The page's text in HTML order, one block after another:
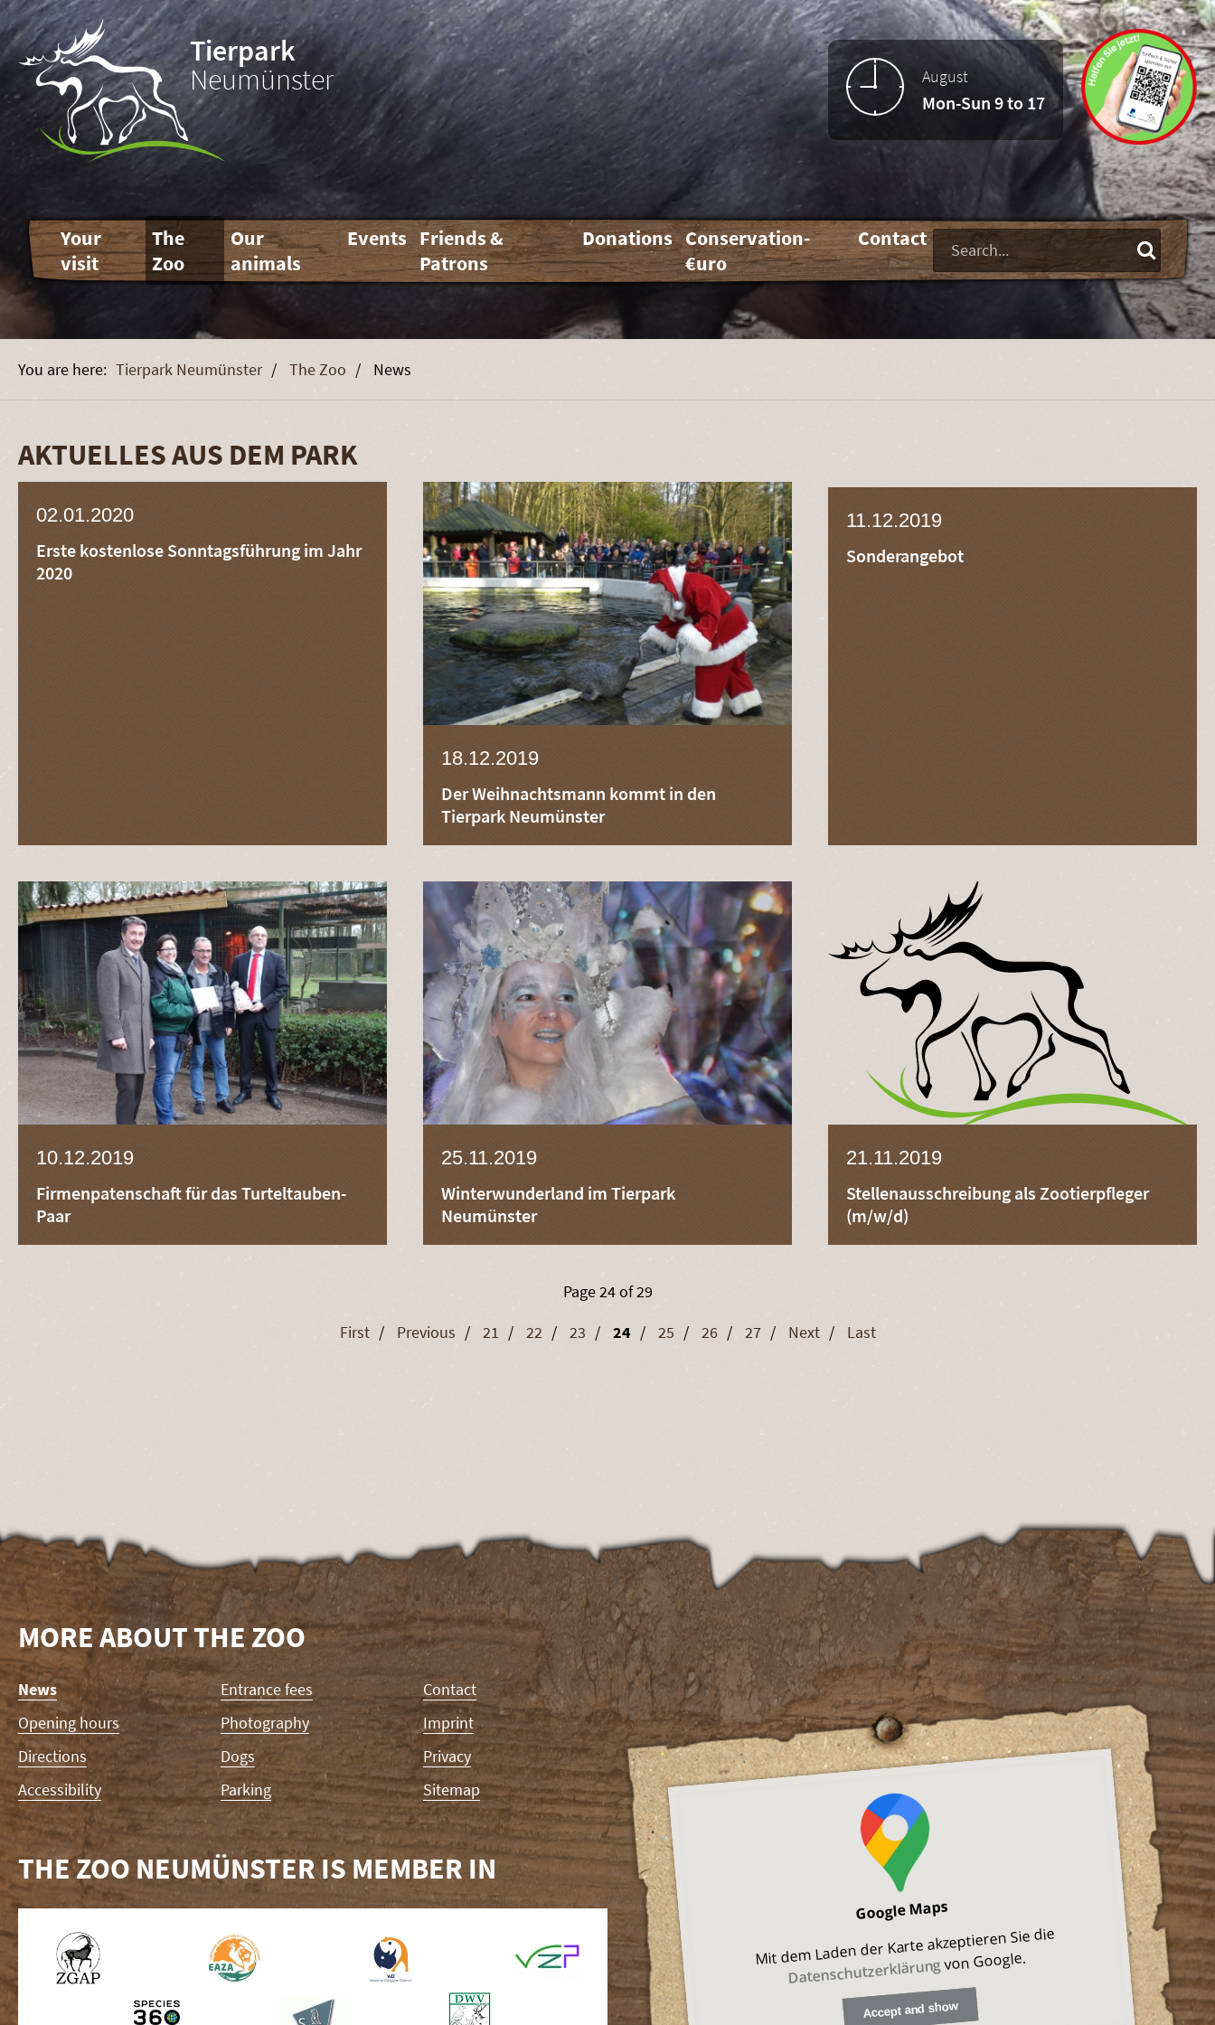
Tierpark
Neumünster
August
Mon-Sun 9 to 17
Skip
navigation
Your
visit
The
Zoo
Our
animals
Events Friends &
Patrons
Donations Conservation-
€uro
Contact Keywords
Tierpark Neumünster The Zoo News
AKTUELLES AUS DEM PARK
02.01.2020
Erste kostenlose Sonntagsführung im Jahr
2020
18.12.2019
Der Weihnachtsmann kommt in den
Tierpark Neumünster
11.12.2019
Sonderangebot
10.12.2019
Firmenpatenschaft für das Turteltauben-
Paar
25.11.2019
Winterwunderland im Tierpark
Neumünster
21.11.2019
Stellenausschreibung als Zootierpfleger
(m/w/d)
Page 24 of 29
First
Previous 21 22 23 24 25 26 27 Next Last
MORE ABOUT THE ZOO
Skip
navigation
News
Opening hours
Directions
Accessibility
Entrance fees
Photography
Dogs
Parking
Contact
Imprint
Privacy
Sitemap
THE ZOO NEUMÜNSTER IS MEMBER IN